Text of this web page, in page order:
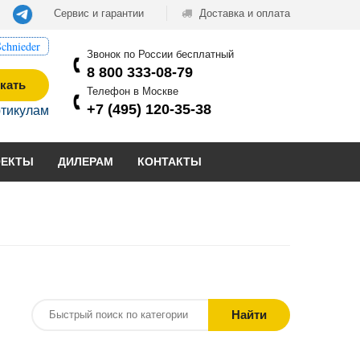
Сервис и гарантии Доставка и оплата
Звонок по России бесплатный
8 800 333-08-79
Телефон в Москве
+7 (495) 120-35-38
ДИЛЕРАМ КОНТАКТЫ
Найти